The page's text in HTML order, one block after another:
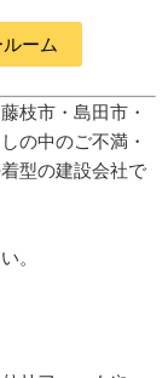
ーム
枝市・島田市・
の中のご不満・
型の建設会社で
。